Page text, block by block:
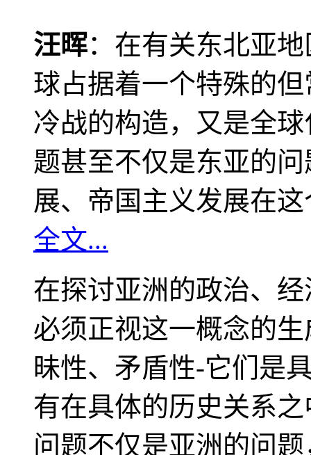
汪晖：在有关东北亚
球占据着一个特殊的
冷战的构造，又是全
题甚至不仅是东亚的
展、帝国主义发展在
全文...
在探讨亚洲的政治、
必须正视这一概念的
昧性、矛盾性-它们是
有在具体的历史关系
问题不仅是亚洲的问